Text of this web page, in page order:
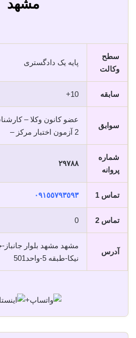
مشهد
سطح
وکالت
پایه یک دادگستری
سابقه 10+
سوابق
عضو کانون وکلا –
2 آزمون اختبار مرکز –
شماره
پروانه
٢٩٧٨٨
تماس 1 ٠٩١٥٥٧٩٣٥٩٣
تماس 2 0
آدرس
مشهد مشهد بلوار
نیکا-طبقه 5-واحد501
+